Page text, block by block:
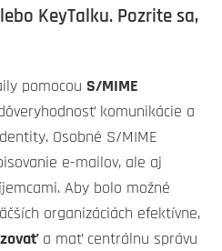
KeyTalku. Pozrite sa,
pomocou S/MIME
komunikácie a
Osobné S/MIME
e-mailov, ale aj
Aby bolo možné
organizáciách efektívne,
a mať centrálnu správu